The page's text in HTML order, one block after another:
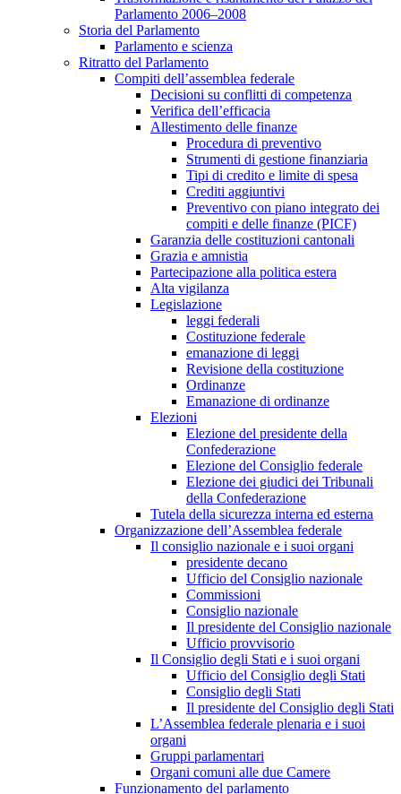
Parlamento 2006–2008
Storia del Parlamento
Parlamento e scienza
Ritratto del Parlamento
Compiti dell’assemblea federale
Decisioni su conflitti di competenza
Verifica dell’efficacia
Allestimento delle finanze
Procedura di preventivo
Strumenti di gestione finanziaria
Tipi di credito e limite di spesa
Crediti aggiuntivi
Preventivo con piano integrato dei
compiti e delle finanze (PICF)
Garanzia delle costituzioni cantonali
Grazia e amnistia
Partecipazione alla politica estera
Alta vigilanza
Legislazione
leggi federali
Costituzione federale
emanazione di leggi
Revisione della costituzione
Ordinanze
Emanazione di ordinanze
Elezioni
Elezione del presidente della
Confederazione
Elezione del Consiglio federale
Elezione dei giudici dei Tribunali
della Confederazione
Tutela della sicurezza interna ed esterna
Organizzazione dell’Assemblea federale
Il consiglio nazionale e i suoi organi
presidente decano
Ufficio del Consiglio nazionale
Commissioni
Consiglio nazionale
Il presidente del Consiglio nazionale
Ufficio provvisorio
Il Consiglio degli Stati e i suoi organi
Ufficio del Consiglio degli Stati
Consiglio degli Stati
Il presidente del Consiglio degli Stati
L’Assemblea federale plenaria e i suoi
organi
Gruppi parlamentari
Organi comuni alle due Camere
Funzionamento del parlamento